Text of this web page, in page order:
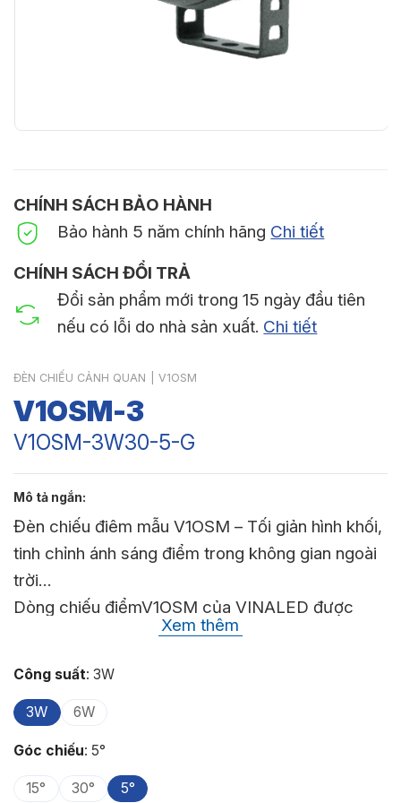
CHÍNH SÁCH BẢO HÀNH
Bảo hành 5 năm chính hãng Chi tiết
CHÍNH SÁCH ĐỔI TRẢ
Đổi sản phẩm mới trong 15 ngày đầu tiên
nếu có lỗi do nhà sản xuất. Chi tiết
ĐÈN CHIẾU CẢNH QUAN V1OSM
V1OSM-3
V1OSM-3W30-5-G
Đèn chiếu điêm mẫu V1OSM – Tối giản hình khối,
tinh chỉnh ánh sáng điểm trong không gian ngoài
trời
Dòng chiếu điểmV1OSM của VINALED được
thiết kế với tinh thần tối giản, hình khối trụ gọn
gàng, chân đế linh hoạt – phù hợp để tạo những
vệt sáng chính xác. Màu xám trung tính cùng bề
mặt hoàn thiện liền khối giúp đèn hòa vào kết cấu
công trình mà không gây rối thị giác.
tưởng để chiếu nhấn cột đá, bảng tên công trình,
Xem thêm
Công suất: 3W
3W 6W
Góc chiếu: 5°
15° 30° 5°